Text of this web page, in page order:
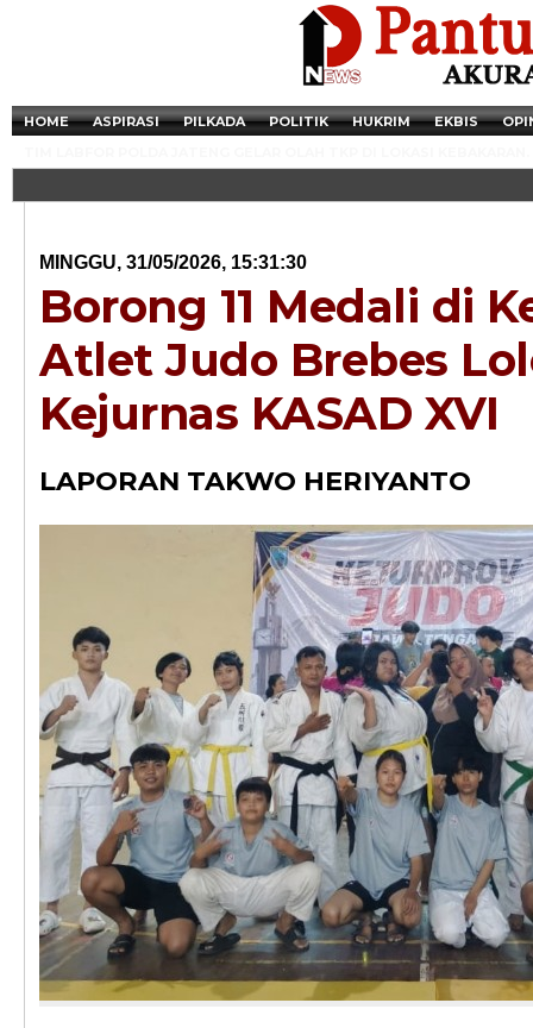
HOME ASPIRASI PILKADA POLITIK HUKRIM EKBIS
Razia Transaksi
MINGGU, 31/05/2026, 15:31:30
Borong 11 Medali di
Atlet Judo Brebes
Kejurnas KASAD XVI
LAPORAN TAKWO HERIYANTO